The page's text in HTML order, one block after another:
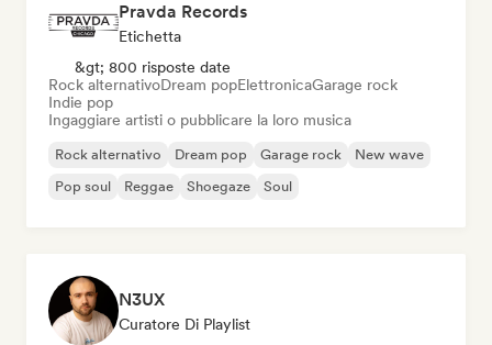
Pravda Records
Etichetta
&gt; 800 risposte date
Rock alternativoDream popElettronicaGarage rock
Indie pop
Ingaggiare artisti o pubblicare la loro musica
Rock alternativo Dream pop Garage rock
New wave
Pop soul
Reggae Shoegaze Soul
N3UX
Curatore Di Playlist